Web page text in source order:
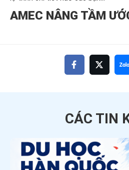
AMEC NÂNG TẦM
CÁC TIN